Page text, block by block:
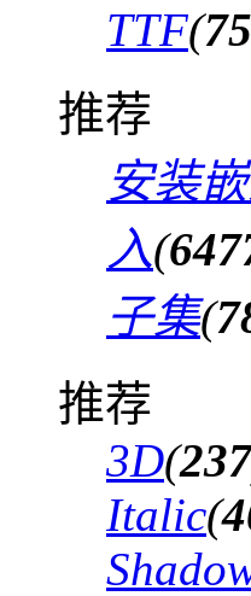
TTF(
推荐
安装
入(
子集(
推荐
3D(237
Italic(